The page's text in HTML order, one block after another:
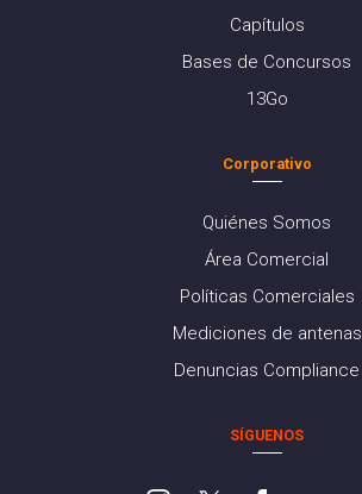
Capítulos
Bases de Concursos
13Go
Corporativo
Quiénes Somos
Área Comercial
Políticas Comerciales
Mediciones de antenas
Denuncias Compliance
SÍGUENOS